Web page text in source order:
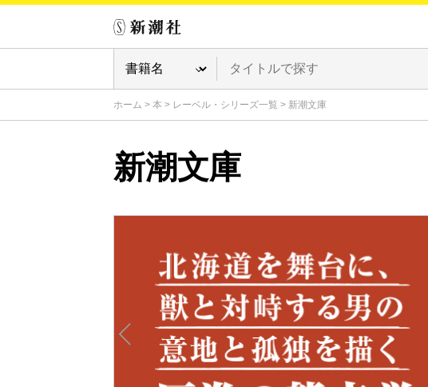
ホーム > 本 > レーベル・シリーズ一覧 > 新潮文庫
新潮文庫